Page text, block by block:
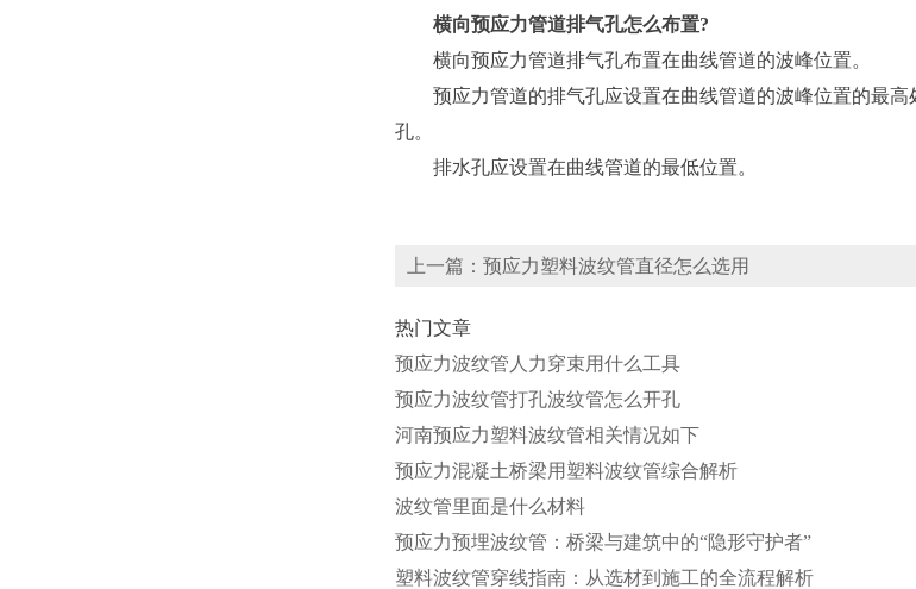
横向预应力管道排气孔怎么布置?
横向预应力管道排气孔布置在曲线管道的波峰位置。
预应力管道的排气孔应设置在曲线管道的波峰位置的最高
孔。
排水孔应设置在曲线管道的最低位置。
上一篇：预应力塑料波纹管直径怎么选用
热门文章
预应力波纹管人力穿束用什么工具
预应力波纹管打孔波纹管怎么开孔
河南预应力塑料波纹管相关情况如下
预应力混凝土桥梁用塑料波纹管综合解析
波纹管里面是什么材料
预应力预埋波纹管：桥梁与建筑中的“隐形守护者”
塑料波纹管穿线指南：从选材到施工的全流程解析